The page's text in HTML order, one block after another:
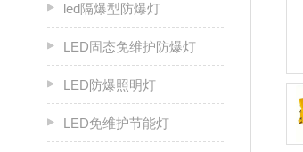
led隔爆型防爆灯
LED固态免维护防爆灯
LED防爆照明灯
LED免维护节能灯